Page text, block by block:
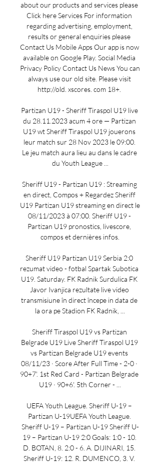
about our products and services please
Click here Services For information
regarding advertising, employment,
results or general enquiries please
Contact Us Mobile Apps Our app is now
available on Google Play. Social Media
Privacy Policy Contact Us News You can
always use our old site. Please visit
http://old. xscores. com 18+.
Partizan U19 - Sheriff Tiraspol U19 live
du 28.11.2023 acum 4 ore — Partizan
U19 wt Sheriff Tiraspol U19 jouerons
leur match sur 28 Nov 2023 le 09:00.
Le jeu match aura lieu au dans le cadre
du Youth League ...
Sheriff U19 - Partizan U19 : Streaming
en direct, Compos + Regardez Sheriff
U19 Partizan U19 streaming en direct le
08/11/2023 à 07:00. Sheriff U19 -
Partizan U19 pronostics, livescore,
compos et dernières infos.
Sheriff U19 Partizan U19 Serbia 2:0
rezumat video - fotbal Spartak Subotica
U19. Saturday. FK Radnik Surdulica FK
Javor Ivanjica rezultate live video
transmisiune în direct începe in data de
la ora pe Stadion FK Radnik, ...
Sheriff Tiraspol U19 vs Partizan
Belgrade U19 Live Sheriff Tiraspol U19
vs Partizan Belgrade U19 events
08/11/23 · Score After Full Time - 2-0 ·
90+7'. 1st Red Card - Partizan Belgrade
U19 · 90+6'. 5th Corner - ...
UEFA Youth League. Sheriff U-19 –
Partizan U-19UEFA Youth League.
Sheriff U-19 – Partizan U-19 Sheriff U-
19 – Partizan U-19 2:0 Goals: 1:0 - 10.
D. BOTAN, 8. 2:0 - 6. A. DIJINARI, 15.
Sheriff U-19: 12. R. DUMENCO, 3. V.